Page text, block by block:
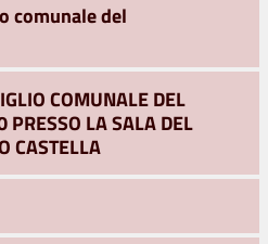
comunale del
COMUNALE DEL
LA SALA DEL
CASTELLA